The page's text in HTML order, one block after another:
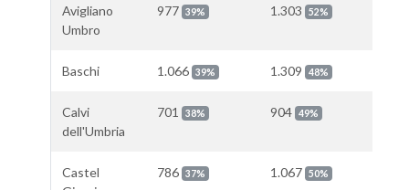
Avigliano
Umbro
977 39% 1.303 52%
Baschi 1.066 39% 1.309 48%
Calvi
dell'Umbria
701 38% 904 49%
Castel
786 37% 1.067 50%